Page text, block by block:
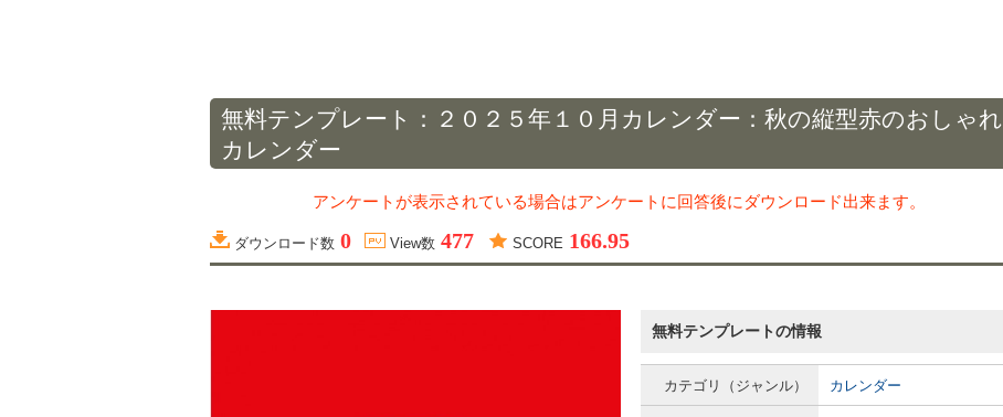
無料テンプレート：２０２５年１０月カレンダー：秋の縦型赤のおしゃれ
カレンダー
アンケートが表示されている場合はアンケートに回答後にダウンロード出来ます。
ダウンロード数 0 View数 477 SCORE 166.95
無料テンプレートの情報
カテゴリ（ジャンル） カレンダー